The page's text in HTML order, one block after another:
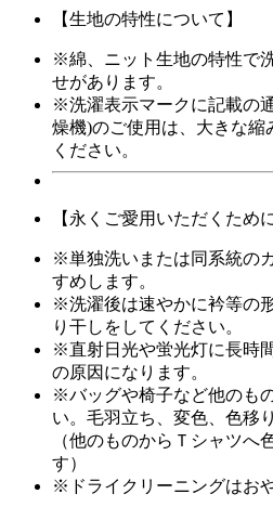
【生地の特性について】
※綿、ニット生地の特性で
せがあります。
※洗濯表示マークに記載の
燥機)のご使用は、大きな縮
ください。
【永くご愛用いただくために
※単独洗いまたは同系統の
すめします。
※洗濯後は速やかに衿等の
り干しをしてください。
※直射日光や蛍光灯に長時
の原因になります。
※バッグや椅子など他のも
い。毛羽立ち、変色、色移
（他のものからＴシャツへ
す）
※ドライクリーニングはお